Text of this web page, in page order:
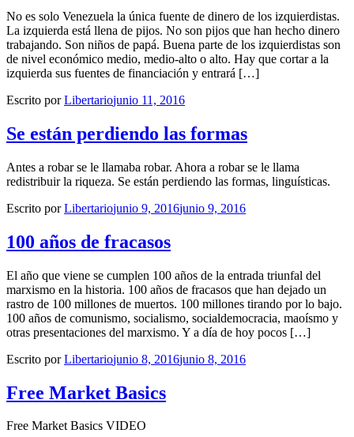
No es solo Venezuela la única fuente de dinero de los izquierdistas.
La izquierda está llena de pijos. No son pijos que han hecho dinero
trabajando. Son niños de papá. Buena parte de los izquierdistas son
de nivel económico medio, medio-alto o alto. Hay que cortar a la
izquierda sus fuentes de financiación y entrará […]
Escrito porLibertariojunio 11, 2016
Se están perdiendo las formas
Antes a robar se le llamaba robar. Ahora a robar se le llama
redistribuir la riqueza. Se están perdiendo las formas, linguísticas.
Escrito porLibertariojunio 9, 2016junio 9, 2016
100 años de fracasos
El año que viene se cumplen 100 años de la entrada triunfal del
marxismo en la historia. 100 años de fracasos que han dejado un
rastro de 100 millones de muertos. 100 millones tirando por lo bajo.
100 años de comunismo, socialismo, socialdemocracia, maoísmo y
otras presentaciones del marxismo. Y a día de hoy pocos […]
Escrito porLibertariojunio 8, 2016junio 8, 2016
Free Market Basics
Free Market Basics VIDEO